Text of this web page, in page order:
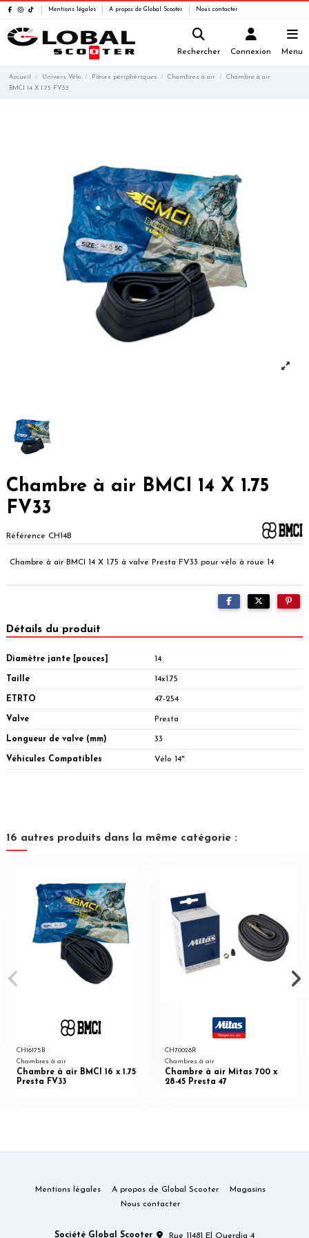
Mentions légales A propos de Global Scooter Nous contacter
Rechercher Connexion Menu
Accueil Univers Vélo Pièces périphériques Chambres à air
Chambre à air
BMCI 14 X 1.75 FV33
Chambre à air BMCI 14 X 1.75
FV33
Référence CH14B
Chambre à air BMCI 14 X 1.75 à valve Presta FV33 pour vélo à roue 14
Détails du produit
Diamètre jante [pouces] 14
Taille 14x1.75
ETRTO 47-254
Valve Presta
Longueur de valve (mm) 33
Véhicules Compatibles Vélo 14"
16 autres produits dans la même catégorie :
CH16175B
Chambres à air
Chambre à air BMCI 16 x 1.75
Presta FV33
CH70028R
Chambres à air
Chambre à air Mitas 700 x
28-45 Presta 47
Mentions légales A propos de Global Scooter
Magasins
Nous contacter
Société Global Scooter Rue 11481 El Ouerdia 4